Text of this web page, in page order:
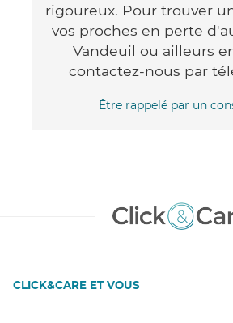
rigoureux. Pour trouver
vos proches en perte
Vandeuil ou ailleurs
contactez-nous par
Être rappelé par un
CLICK&CARE ET VOUS